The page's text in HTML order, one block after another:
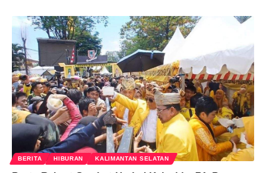
BERITA HIBURAN KALIMANTAN SELATAN